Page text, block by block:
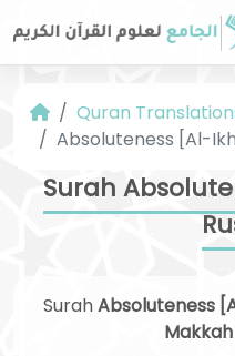
Quran
Absoluteness [Al-
Surah
SurahAbsoluteness
Makkah